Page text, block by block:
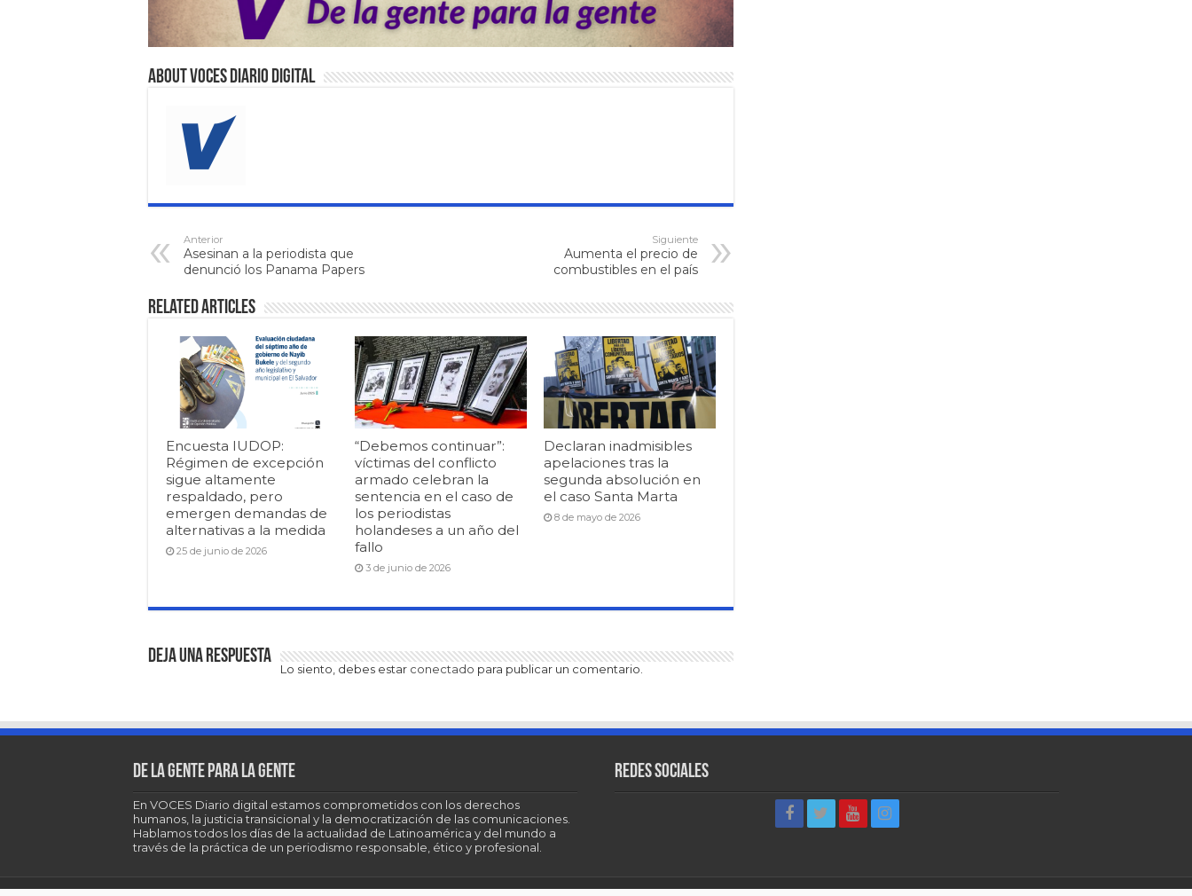
About VOCES Diario digital
Anterior
Asesinan a la periodista que
denunció los Panama Papers
Siguiente
Aumenta el precio de
combustibles en el país
Related Articles
Encuesta IUDOP:
Régimen de excepción
sigue altamente
respaldado, pero
emergen demandas de
alternativas a la medida
25 de junio de 2026
“Debemos continuar”:
víctimas del conflicto
armado celebran la
sentencia en el caso de
los periodistas
holandeses a un año del
fallo
3 de junio de 2026
Declaran inadmisibles
apelaciones tras la
segunda absolución en
el caso Santa Marta
8 de mayo de 2026
Deja una respuesta
Lo siento, debes estar conectado para publicar un comentario.
De la gente para la gente
En VOCES Diario digital estamos comprometidos con los derechos
humanos, la justicia transicional y la democratización de las comunicaciones.
Hablamos todos los días de la actualidad de Latinoamérica y del mundo a
través de la práctica de un periodismo responsable, ético y profesional.
Redes sociales